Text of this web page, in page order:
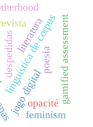
linguística de corpus
jogo digital
despedidas
opacitégamified assessment
literatura
poesia
feminism